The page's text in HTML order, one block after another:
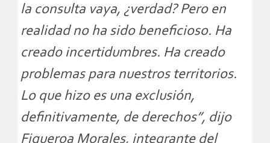
la consulta vaya, ¿verdad? Pero en
realidad no ha sido beneficioso. Ha
creado incertidumbres. Ha creado
problemas para nuestros territorios.
Lo que hizo es una exclusión,
definitivamente, de derechos”, dijo
Figueroa Morales, integrante del